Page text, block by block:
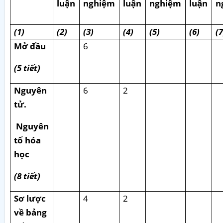
luận nghiệm luận nghiệm luận
(1) (2) (3) (4) (5) (6)
Mở đầu
(5 tiết)
6
Nguyên
tử.
Nguyên
tố hóa
học
(8 tiết)
6 2
Sơ lược
về bảng
4 2